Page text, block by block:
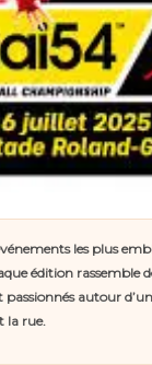
les plus
édition rassemble
passionnés autour
la rue.